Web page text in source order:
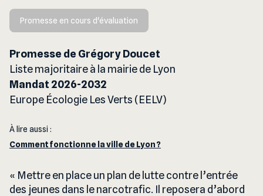
Promesse en cours d'évaluation
Promesse de Grégory Doucet
Liste majoritaire à la mairie de Lyon
Mandat 2026-2032
Europe Écologie Les Verts (EELV)
À lire aussi :
Comment fonctionne la ville de Lyon ?
Mettre en place un plan de lutte contre l’entrée
des jeunes dans le narcotrafic. Il reposera d’abord